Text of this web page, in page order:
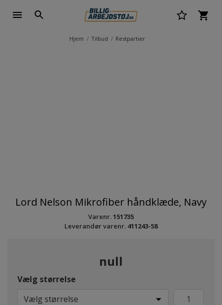
Hjem Tilbud Restpartier
Lord Nelson Mikrofiber håndklæde, Navy
Varenr.151735
Leverandør varenr. 411243-58
null
Vælg størrelse
Vælg størrelse